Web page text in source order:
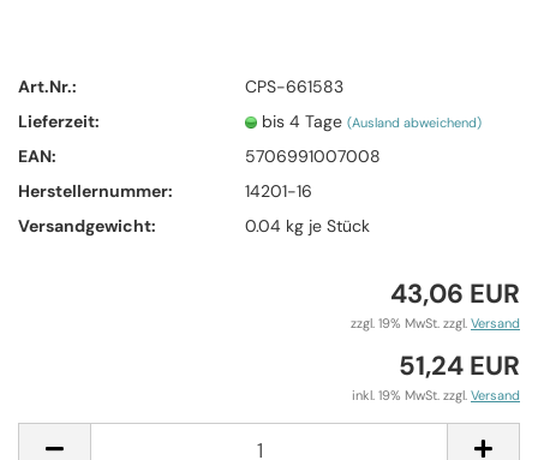
Art.Nr.:
CPS-661583
Lieferzeit:
bis 4 Tage(Ausland abweichend)
EAN:
5706991007008
Herstellernummer:
14201-16
Versandgewicht:
0.04 kg je Stück
43,06 EUR
zzgl. 19% MwSt. zzgl. Versand
51,24 EUR
inkl. 19% MwSt. zzgl. Versand